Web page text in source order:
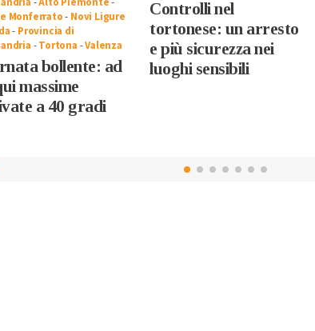
Monferrato- Novi Ligure
- Provincia di
-Tortona -Valenza
bollente: ad
massime
a 40 gradi
Controlli nel
tortonese: un arresto
e più sicurezza nei
luoghi sensibili